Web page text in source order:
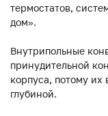
термостатов,
дом».
Внутрипольные
принудительной
корпуса, потому их
глубиной.